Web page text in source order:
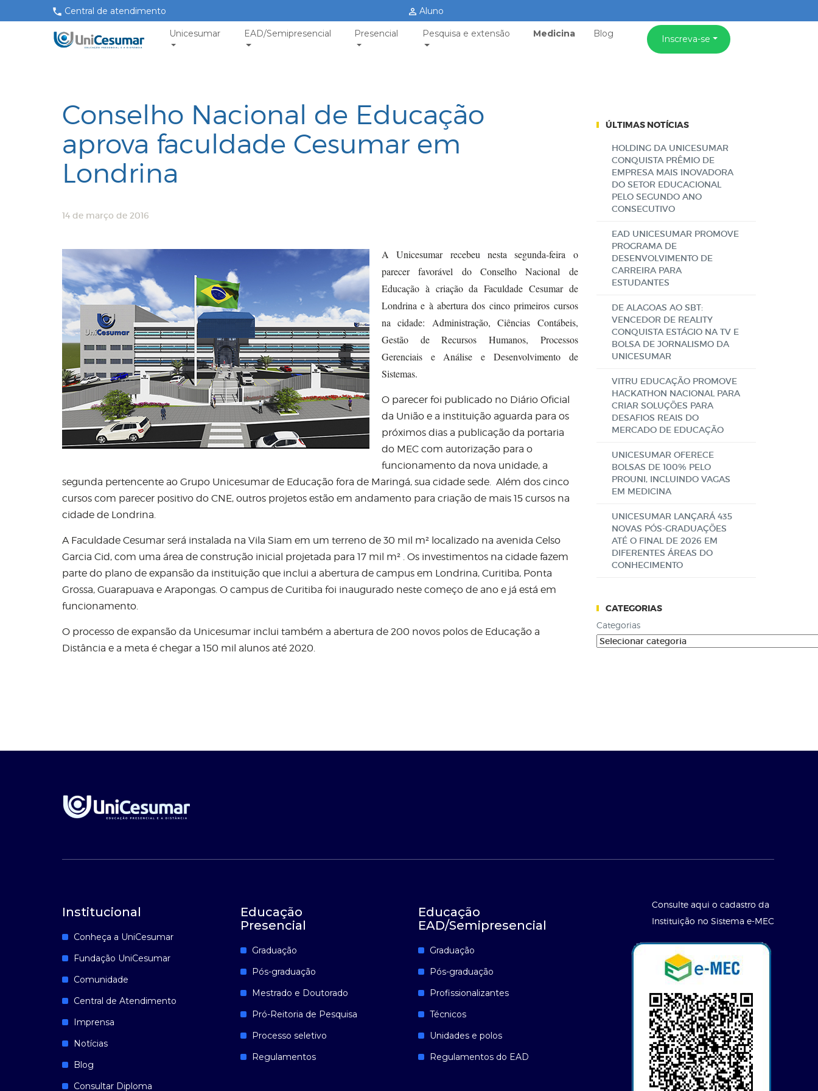
Central de atendimento Aluno
Unicesumar EAD/Semipresencial Presencial Pesquisa e extensão Medicina Blog Inscreva-se
Conselho Nacional de Educação
aprova faculdade Cesumar em
Londrina
14 de março de 2016
A Unicesumar recebeu nesta segunda-feira o
parecer favorável do Conselho Nacional de
Educação à criação da Faculdade Cesumar de
Londrina e à abertura dos cinco primeiros cursos
na cidade: Administração, Ciências Contábeis,
Gestão de Recursos Humanos, Processos
Gerenciais e Análise e Desenvolvimento de
Sistemas.
O parecer foi publicado no Diário Oficial
da União e a instituição aguarda para os
próximos dias a publicação da portaria
do MEC com autorização para o
funcionamento da nova unidade, a
segunda pertencente ao Grupo Unicesumar de Educação fora de Maringá, sua cidade sede. Além dos cinco
cursos com parecer positivo do CNE, outros projetos estão em andamento para criação de mais 15 cursos na
cidade de Londrina.
A Faculdade Cesumar será instalada na Vila Siam em um terreno de 30 mil m² localizado na avenida Celso
Garcia Cid, com uma área de construção inicial projetada para 17 mil m² . Os investimentos na cidade fazem
parte do plano de expansão da instituição que inclui a abertura de campus em Londrina, Curitiba, Ponta
Grossa, Guarapuava e Arapongas. O campus de Curitiba foi inaugurado neste começo de ano e já está em
funcionamento.
O processo de expansão da Unicesumar inclui também a abertura de 200 novos polos de Educação a
Distância e a meta é chegar a 150 mil alunos até 2020.
ÚLTIMAS NOTÍCIAS
HOLDING DA UNICESUMAR
CONQUISTA PRÊMIO DE
EMPRESA MAIS INOVADORA
DO SETOR EDUCACIONAL
PELO SEGUNDO ANO
CONSECUTIVO
EAD UNICESUMAR PROMOVE
PROGRAMA DE
DESENVOLVIMENTO DE
CARREIRA PARA
ESTUDANTES
DE ALAGOAS AO SBT:
VENCEDOR DE REALITY
CONQUISTA ESTÁGIO NA TV E
BOLSA DE JORNALISMO DA
UNICESUMAR
VITRU EDUCAÇÃO PROMOVE
HACKATHON NACIONAL PARA
CRIAR SOLUÇÕES PARA
DESAFIOS REAIS DO
MERCADO DE EDUCAÇÃO
UNICESUMAR OFERECE
BOLSAS DE 100% PELO
PROUNI, INCLUINDO VAGAS
EM MEDICINA
UNICESUMAR LANÇARÁ 435
NOVAS PÓS-GRADUAÇÕES
ATÉ O FINAL DE 2026 EM
DIFERENTES ÁREAS DO
CONHECIMENTO
CATEGORIAS
Categorias
Institucional
Conheça a UniCesumar
Fundação UniCesumar
Comunidade
Central de Atendimento
Imprensa
Notícias
Blog
Consultar Diploma
Educação
Presencial
Graduação
Pós-graduação
Mestrado e Doutorado
Pró-Reitoria de Pesquisa
Processo seletivo
Regulamentos
Educação
EAD/Semipresencial
Graduação
Pós-graduação
Profissionalizantes
Técnicos
Unidades e polos
Regulamentos do EAD
Consulte aqui o cadastro da
Instituição no Sistema e-MEC